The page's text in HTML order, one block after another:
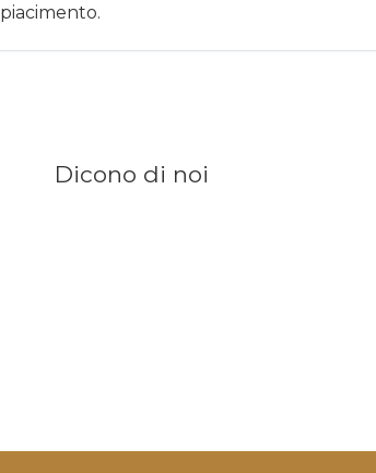
piacimento.
Dicono di noi